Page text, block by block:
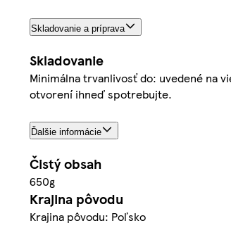
Skladovanie a príprava
Skladovanie
Minimálna trvanlivosť do: uvedené na
otvorení ihneď spotrebujte.
Ďalšie informácie
Čistý obsah
650g
Krajina pôvodu
Krajina pôvodu: Poľsko